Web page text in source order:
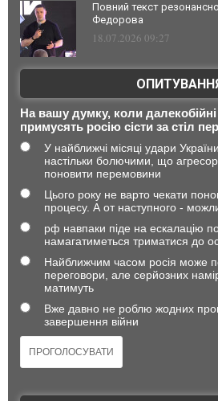
Повний текст
Федорова
18.07.2026 09:27
На вашу думку, коли далекобійні
примусять росію сісти за стіл
У найближчі місяці удари
настільки болючими, що
поновити перемовини
Цього року не варто чекати
процесу. А от наступного -
рф навпаки піде на ескалацію
намагатиметься триматися до
Найближчим часом росія може
переговори, але серйозних
матимуть
Вже давно не роблю жодних
завершення війни